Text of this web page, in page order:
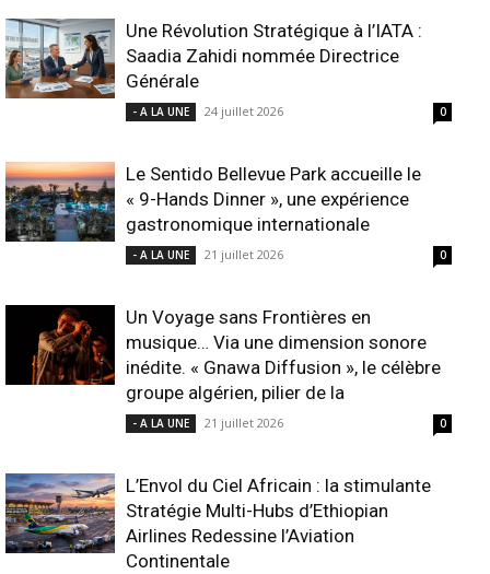
Une Révolution Stratégique à l’IATA :
Saadia Zahidi nommée Directrice
Générale
- A LA UNE 24 juillet 2026 0
Le Sentido Bellevue Park accueille le
« 9-Hands Dinner », une expérience
gastronomique internationale
- A LA UNE 21 juillet 2026 0
Un Voyage sans Frontières en
musique… Via une dimension sonore
inédite. « Gnawa Diffusion », le célèbre
groupe algérien, pilier de la
- A LA UNE 21 juillet 2026 0
L’Envol du Ciel Africain : la stimulante
Stratégie Multi-Hubs d’Ethiopian
Airlines Redessine l’Aviation
Continentale